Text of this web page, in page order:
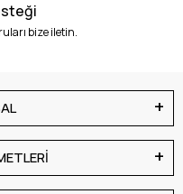
bize iletin.